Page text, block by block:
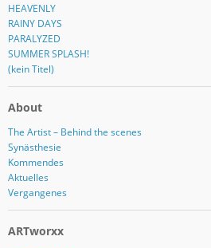
HEAVENLY
RAINY DAYS
PARALYZED
SUMMER SPLASH!
(kein Titel)
About
The Artist – Behind the scenes
Synästhesie
Kommendes
Aktuelles
Vergangenes
ARTworxx